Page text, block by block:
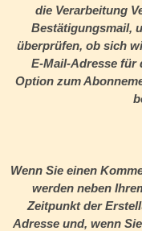
die Verarbeitung
Bestätigungsmail,
überprüfen, ob sich
E-Mail-Adresse für
Option zum
Wenn Sie einen
werden neben
Zeitpunkt der
Adresse und, wenn